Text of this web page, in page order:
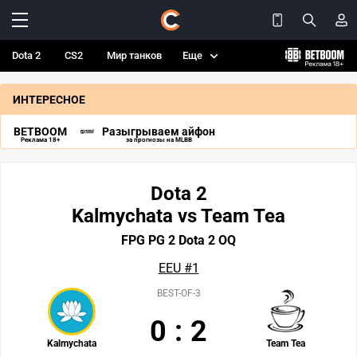
Dota 2 CS2 Мир танков Еще
ИНТЕРЕСНОЕ
BETBOOM
Реклама 18+
Разыгрываем айфон
за прогнозы на MLBB
Dota 2
Kalmychata vs Team Tea
FPG PG 2 Dota 2 OQ
EEU #1
Kalmychata Team Tea
BEST-OF-3
0 : 2